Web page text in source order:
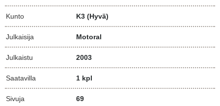
Kunto K3 (Hyvä)
Julkaisija Motoral
Julkaistu 2003
Saatavilla 1 kpl
Sivuja 69